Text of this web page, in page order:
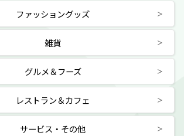
ファッショングッズ
雑貨
グルメ＆フーズ
レストラン＆カフェ
サービス・その他